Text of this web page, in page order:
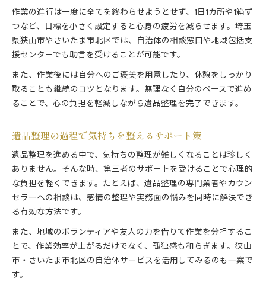
作業の進行は一度に全てを終わらせようとせず、1日1カ所や1箱ず
つなど、目標を小さく設定すると心身の疲労を減らせます。埼玉
県狭山市やさいたま市北区では、自治体の相談窓口や地域包括支
援センターでも助言を受けることが可能です。
また、作業後には自分へのご褒美を用意したり、休憩をしっかり
取ることも継続のコツとなります。無理なく自分のペースで進め
ることで、心の負担を軽減しながら遺品整理を完了できます。
遺品整理の過程で気持ちを整えるサポート策
遺品整理を進める中で、気持ちの整理が難しくなることは珍しく
ありません。そんな時、第三者のサポートを受けることで心理的
な負担を軽くできます。たとえば、遺品整理の専門業者やカウン
セラーへの相談は、感情の整理や実務面の悩みを同時に解決でき
る有効な方法です。
また、地域のボランティアや友人の力を借りて作業を分担するこ
とで、作業効率が上がるだけでなく、孤独感も和らぎます。狭山
市・さいたま市北区の自治体サービスを活用してみるのも一案で
す。